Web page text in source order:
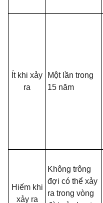
Ít khi xảy
ra
Một lần trong
15 năm
Hiếm khi
xảy ra
Không trông
đợi có thể xảy
ra trong vòng